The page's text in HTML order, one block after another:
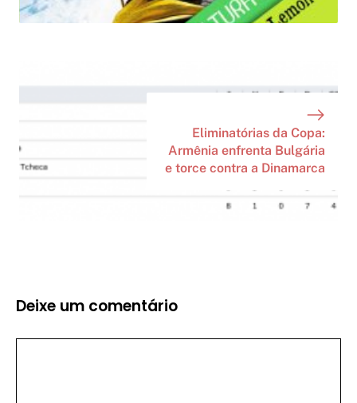
Eliminatórias da Copa:
Armênia enfrenta Bulgária
e torce contra a Dinamarca
Deixe um comentário